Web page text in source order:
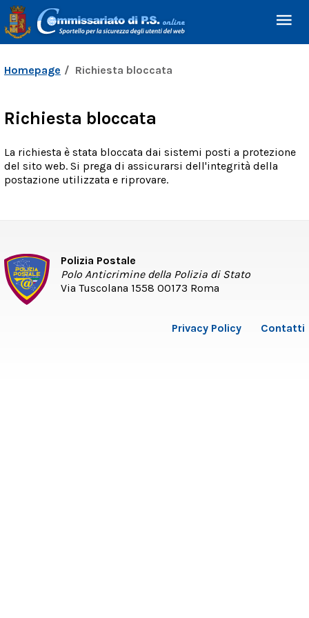
Homepage Richiesta bloccata
Richiesta bloccata
La richiesta è stata bloccata dai sistemi posti a protezione
del sito web. Si prega di assicurarsi dell'integrità della
postazione utilizzata e riprovare.
Polizia Postale
Polo Anticrimine della Polizia di Stato
Via Tuscolana 1558 00173 Roma
Privacy Policy Contatti